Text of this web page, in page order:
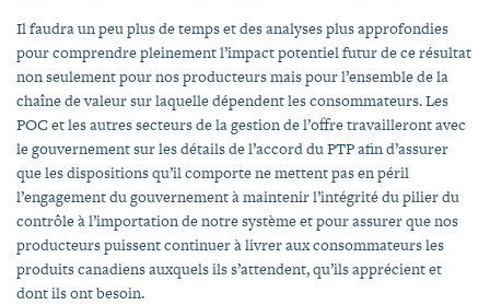
Il faudra un peu plus de temps et des analyses plus approfondies
pour comprendre pleinement l’impact potentiel futur de ce résultat
non seulement pour nos producteurs mais pour l’ensemble de la
chaîne de valeur sur laquelle dépendent les consommateurs. Les
POC et les autres secteurs de la gestion de l’offre travailleront avec
le gouvernement sur les détails de l’accord du PTP afin d’assurer
que les dispositions qu’il comporte ne mettent pas en péril
l’engagement du gouvernement à maintenir l’intégrité du pilier du
contrôle à l’importation de notre système et pour assurer que nos
producteurs puissent continuer à livrer aux consommateurs les
produits canadiens auxquels ils s’attendent, qu’ils apprécient et
dont ils ont besoin.